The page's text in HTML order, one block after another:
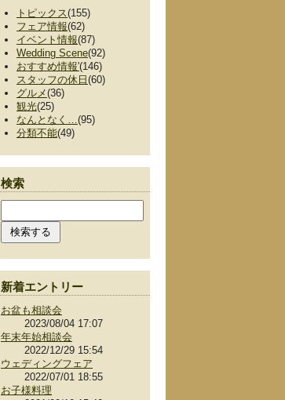
トピックス(155)
フェア情報(62)
イベント情報(87)
Wedding Scene(92)
おすすめ情報'(146)
スタッフの休日 (60)
グルメ(36)
観光(25)
なんとなく…(95)
分類不能(49)
検索
新着エントリー
お盆も相談会
2023/08/04 17:07
年末年始相談会
2022/12/29 15:54
ウェディングフェア
2022/07/01 18:55
お子様料理